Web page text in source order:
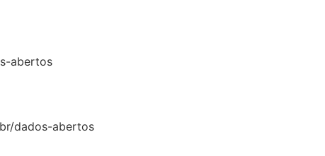
abertos
dados-abertos